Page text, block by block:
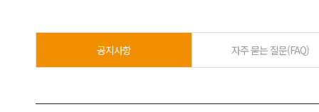
공지사항 자주 묻는 질문(FAQ)